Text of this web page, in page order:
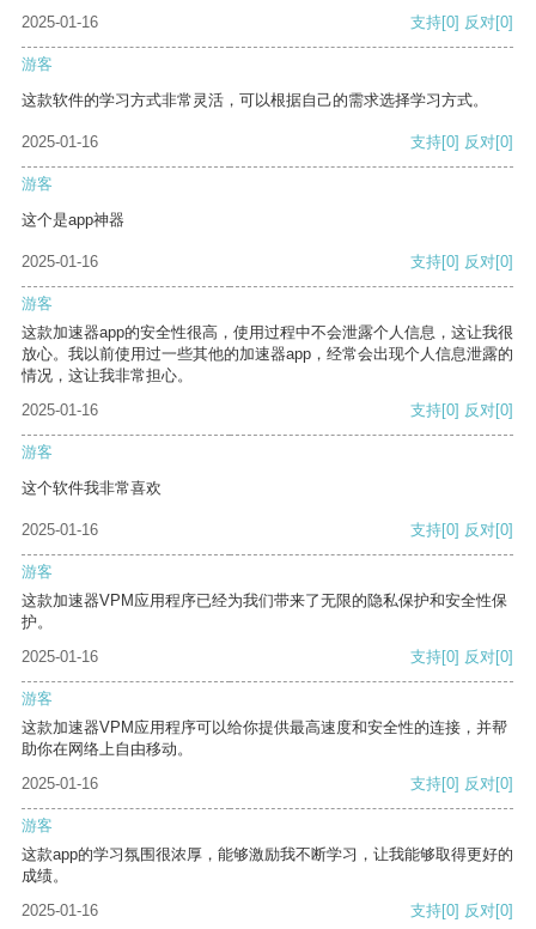
2025-01-16 支持[0] 反对[0]
游客
这款软件的学习方式非常灵活，可以根据自己的需求选择学习方式。
2025-01-16 支持[0] 反对[0]
游客
这个是app神器
2025-01-16 支持[0] 反对[0]
游客
这款加速器app的安全性很高，使用过程中不会泄露个人信息，这让我很
放心。我以前使用过一些其他的加速器app，经常会出现个人信息泄露的
情况，这让我非常担心。
2025-01-16
支持[0] 反对[0]
游客
这个软件我非常喜欢
2025-01-16 支持[0] 反对[0]
游客
这款加速器VPM应用程序已经为我们带来了无限的隐私保护和安全性保
护。
2025-01-16
支持[0] 反对[0]
游客
这款加速器VPM应用程序可以给你提供最高速度和安全性的连接，并帮
助你在网络上自由移动。
2025-01-16
支持[0] 反对[0]
游客
这款app的学习氛围很浓厚，能够激励我不断学习，让我能够取得更好的
成绩。
2025-01-16
支持[0] 反对[0]